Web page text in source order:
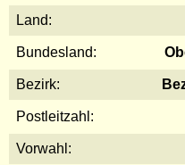
Land:
Bundesland:
Bezirk:
Postleitzahl:
Vorwahl: